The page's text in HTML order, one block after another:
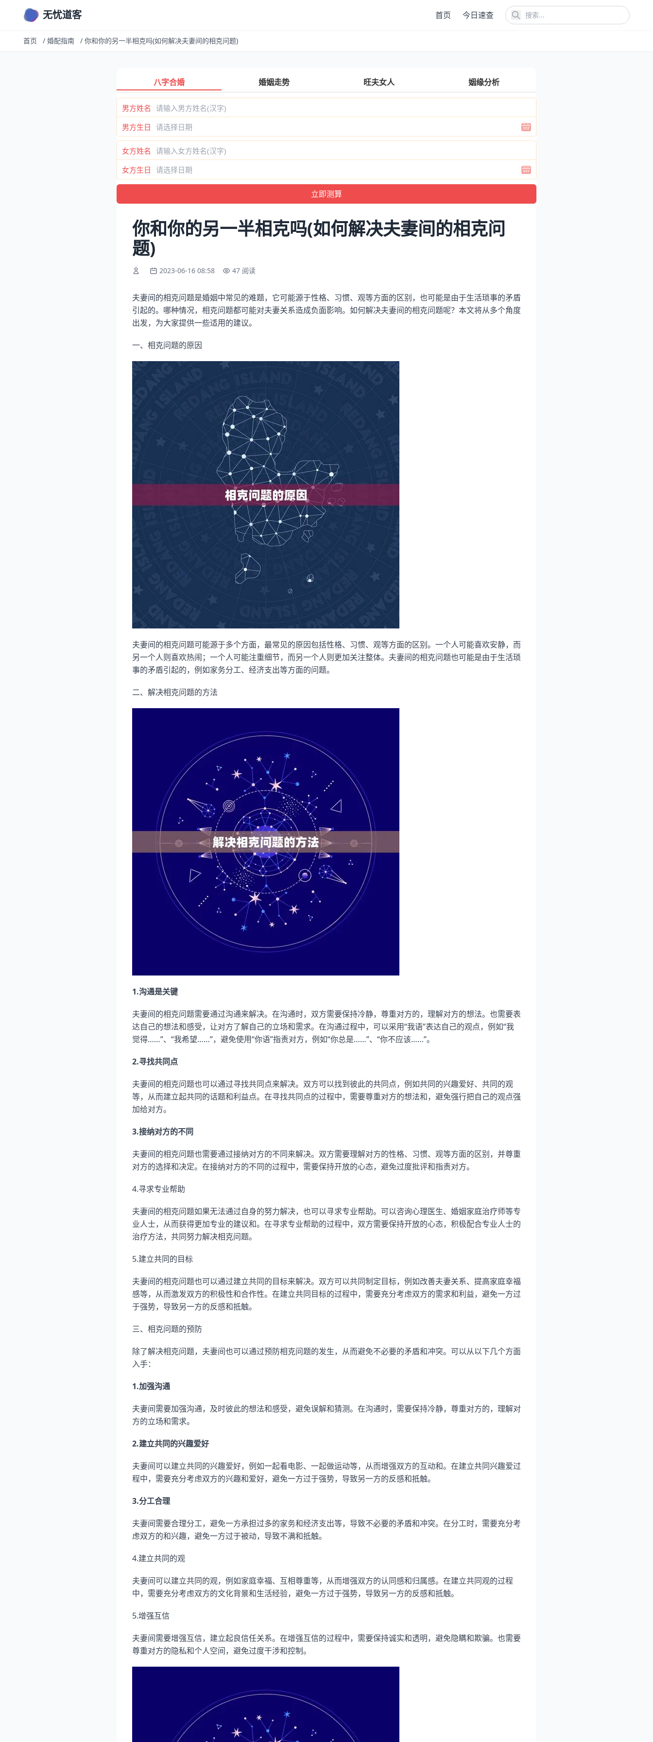
无忧道客 首页 今日速查
首页 / 婚配指南 / 你和你的另一半相克吗(如何解决夫妻间的相克问题)
八字合婚 婚姻走势 旺夫女人 姻缘分析
男方姓名
男方生日
女方姓名
女方生日
你和你的另一半相克吗(如何解决夫妻间的相克问
题)
2023-06-16 08:58 47 阅读
夫妻间的相克问题是婚姻中常见的难题，它可能源于性格、习惯、观等方面的区别，也可能是由于生活琐事的矛盾
引起的。哪种情况，相克问题都可能对夫妻关系造成负面影响。如何解决夫妻间的相克问题呢？本文将从多个角度
出发，为大家提供一些适用的建议。
一、相克问题的原因
夫妻间的相克问题可能源于多个方面，最常见的原因包括性格、习惯、观等方面的区别。一个人可能喜欢安静，而
另一个人则喜欢热闹；一个人可能注重细节，而另一个人则更加关注整体。夫妻间的相克问题也可能是由于生活琐
事的矛盾引起的，例如家务分工、经济支出等方面的问题。
二、解决相克问题的方法
1.沟通是关键
夫妻间的相克问题需要通过沟通来解决。在沟通时，双方需要保持冷静，尊重对方的，理解对方的想法。也需要表
达自己的想法和感受，让对方了解自己的立场和需求。在沟通过程中，可以采用“我语”表达自己的观点，例如“我
觉得……”、“我希望……”，避免使用“你语”指责对方，例如“你总是……”、“你不应该……”。
2.寻找共同点
夫妻间的相克问题也可以通过寻找共同点来解决。双方可以找到彼此的共同点，例如共同的兴趣爱好、共同的观
等，从而建立起共同的话题和利益点。在寻找共同点的过程中，需要尊重对方的想法和，避免强行把自己的观点强
加给对方。
3.接纳对方的不同
夫妻间的相克问题也需要通过接纳对方的不同来解决。双方需要理解对方的性格、习惯、观等方面的区别，并尊重
对方的选择和决定。在接纳对方的不同的过程中，需要保持开放的心态，避免过度批评和指责对方。
4.寻求专业帮助
夫妻间的相克问题如果无法通过自身的努力解决，也可以寻求专业帮助。可以咨询心理医生、婚姻家庭治疗师等专
业人士，从而获得更加专业的建议和。在寻求专业帮助的过程中，双方需要保持开放的心态，积极配合专业人士的
治疗方法，共同努力解决相克问题。
5.建立共同的目标
夫妻间的相克问题也可以通过建立共同的目标来解决。双方可以共同制定目标，例如改善夫妻关系、提高家庭幸福
感等，从而激发双方的积极性和合作性。在建立共同目标的过程中，需要充分考虑双方的需求和利益，避免一方过
于强势，导致另一方的反感和抵触。
三、相克问题的预防
除了解决相克问题，夫妻间也可以通过预防相克问题的发生，从而避免不必要的矛盾和冲突。可以从以下几个方面
入手：
1.加强沟通
夫妻间需要加强沟通，及时彼此的想法和感受，避免误解和猜测。在沟通时，需要保持冷静，尊重对方的，理解对
方的立场和需求。
2.建立共同的兴趣爱好
夫妻间可以建立共同的兴趣爱好，例如一起看电影、一起做运动等，从而增强双方的互动和。在建立共同兴趣爱过
程中，需要充分考虑双方的兴趣和爱好，避免一方过于强势，导致另一方的反感和抵触。
3.分工合理
夫妻间需要合理分工，避免一方承担过多的家务和经济支出等，导致不必要的矛盾和冲突。在分工时，需要充分考
虑双方的和兴趣，避免一方过于被动，导致不满和抵触。
4.建立共同的观
夫妻间可以建立共同的观，例如家庭幸福、互相尊重等，从而增强双方的认同感和归属感。在建立共同观的过程
中，需要充分考虑双方的文化背景和生活经验，避免一方过于强势，导致另一方的反感和抵触。
5.增强互信
夫妻间需要增强互信，建立起良信任关系。在增强互信的过程中，需要保持诚实和透明，避免隐瞒和欺骗。也需要
尊重对方的隐私和个人空间，避免过度干涉和控制。